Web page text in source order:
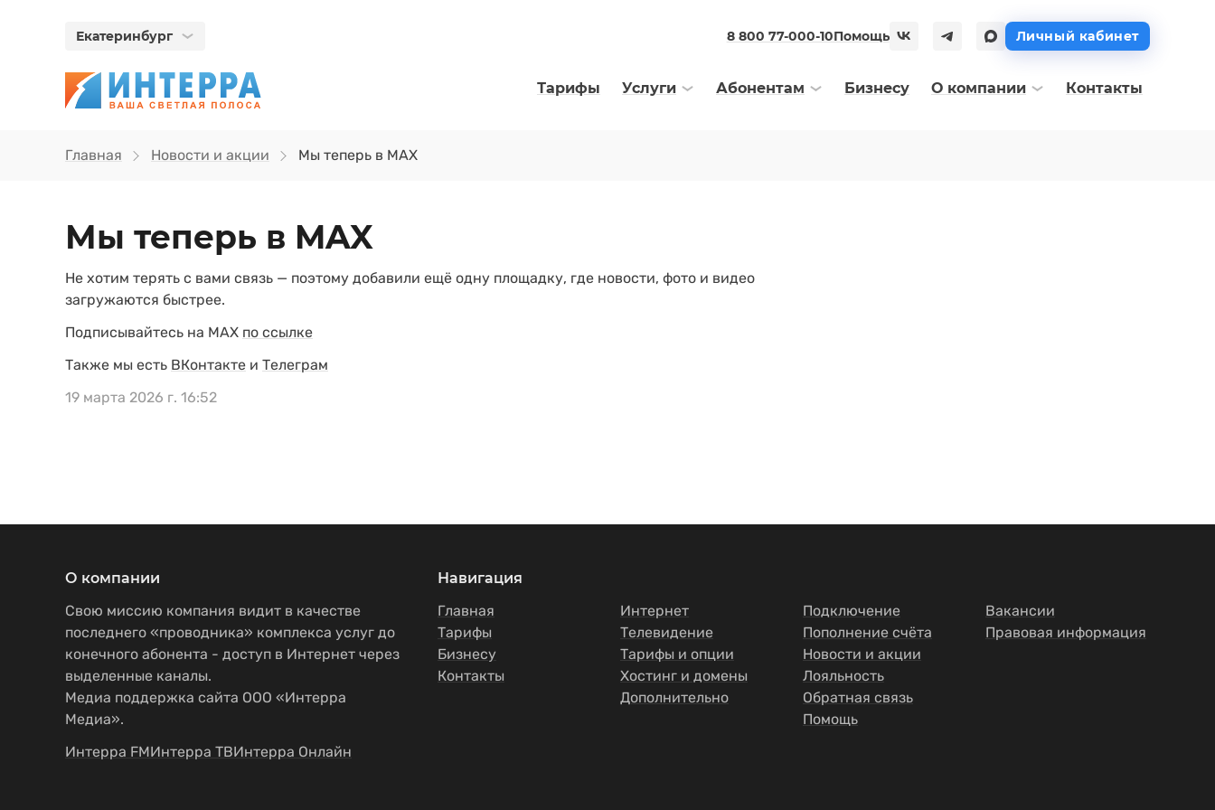
Екатеринбург 8 800 77-000-10Помощь Личный кабинет
Тарифы Услуги Абонентам Бизнесу О компании Контакты
Главная Новости и акции Мы теперь в MAX
Мы теперь в MAX
Не хотим терять с вами связь — поэтому добавили ещё одну площадку, где новости, фото и видео
загружаются быстрее.
Подписывайтесь на MAX по ссылке
Также мы есть ВКонтакте и Телеграм
19 марта 2026 г. 16:52
О компании
Свою миссию компания видит в качестве
последнего «проводника» комплекса услуг до
конечного абонента - доступ в Интернет через
выделенные каналы.
Медиа поддержка сайта ООО «Интерра
Медиа».
Интерра FMИнтерра ТВИнтерра Онлайн
Навигация
Главная
Тарифы
Бизнесу
Контакты
Интернет
Телевидение
Тарифы и опции
Хостинг и домены
Дополнительно
Подключение
Пополнение счёта
Новости и акции
Лояльность
Обратная связь
Помощь
Вакансии
Правовая информация